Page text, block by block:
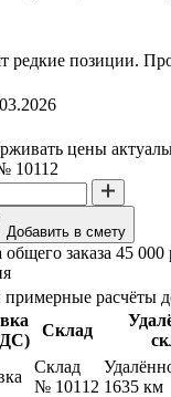
редкие позиции.
цены
10112
Добавить в смету
заказа 45 000
расчёты
Склад
Склад
№ 10112 1635 км